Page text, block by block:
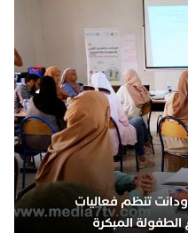
أولاد تايمة: المديرية الاقليمية لتارودانت تنظم فعاليات
المبكرة